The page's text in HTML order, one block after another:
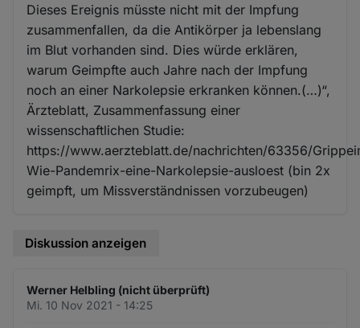
Dieses Ereignis müsste nicht mit der Impfung
zusammenfallen, da die Antikörper ja lebenslang
im Blut vorhanden sind. Dies würde erklären,
warum Geimpfte auch Jahre nach der Impfung
noch an einer Narkolepsie erkranken können.(…)“,
Ärzteblatt, Zusammenfassung einer
wissenschaftlichen Studie:
https://www.aerzteblatt.de/nachrichten/63356/
Wie-Pandemrix-eine-Narkolepsie-ausloest (bin 2x
geimpft, um Missverständnissen vorzubeugen)
Diskussion anzeigen
Werner Helbling (nicht überprüft)
Mi. 10 Nov 2021 - 14:25